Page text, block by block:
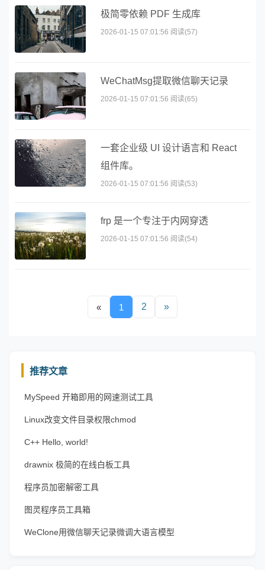
极简零依赖 PDF 生成库
2026-01-15 07:01:56 阅读(57)
WeChatMsg提取微信聊天记录
2026-01-15 07:01:56 阅读(65)
一套企业级 UI 设计语言和 React
组件库。
2026-01-15 07:01:56 阅读(53)
frp 是一个专注于内网穿透
2026-01-15 07:01:56 阅读(54)
« 1 2 »
推荐文章
MySpeed 开箱即用的网速测试工具
Linux改变文件目录权限chmod
C++ Hello, world!
drawnix 极简的在线白板工具
程序员加密解密工具
图灵程序员工具箱
WeClone用微信聊天记录微调大语言模型